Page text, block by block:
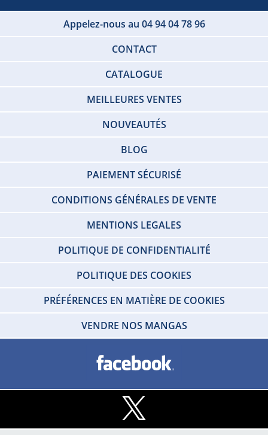
Appelez-nous au 04 94 04 78 96
CONTACT
CATALOGUE
MEILLEURES VENTES
NOUVEAUTÉS
BLOG
PAIEMENT SÉCURISÉ
CONDITIONS GÉNÉRALES DE VENTE
MENTIONS LEGALES
POLITIQUE DE CONFIDENTIALITÉ
POLITIQUE DES COOKIES
PRÉFÉRENCES EN MATIÈRE DE COOKIES
VENDRE NOS MANGAS